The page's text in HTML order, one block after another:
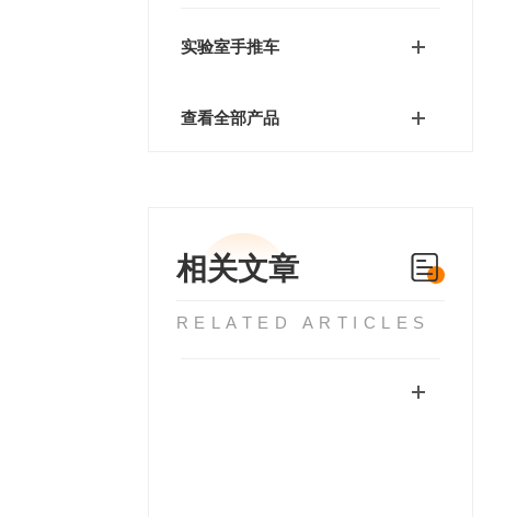
实验室手推车
查看全部产品
相关文章
RELATED ARTICLES